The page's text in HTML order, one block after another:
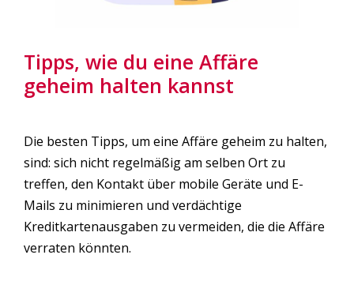
Tipps, wie du eine Affäre
geheim halten kannst
Die besten Tipps, um eine Affäre geheim zu halten,
sind: sich nicht regelmäßig am selben Ort zu
treffen, den Kontakt über mobile Geräte und E-
Mails zu minimieren und verdächtige
Kreditkartenausgaben zu vermeiden, die die Affäre
verraten könnten.